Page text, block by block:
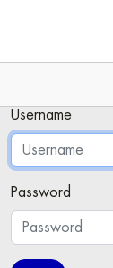
Username
Password